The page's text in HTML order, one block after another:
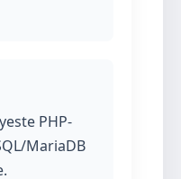
PHP-
MariaDB